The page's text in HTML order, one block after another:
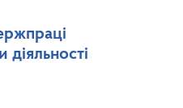
діяльності